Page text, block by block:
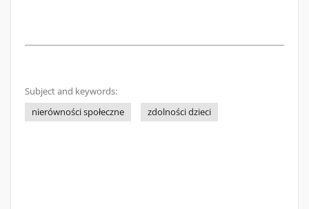
Subject and keywords:
nierówności społeczne
zdolności dzieci